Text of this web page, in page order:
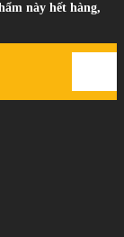
này hết hàng,